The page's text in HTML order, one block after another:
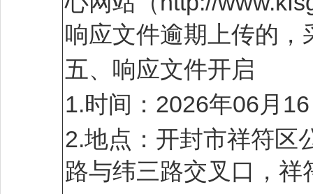
响应文件逾期上传的，
五、响应文件开启
1.时间：2026年06月
2.地点：开封市祥符区
路与纬三路交叉口，